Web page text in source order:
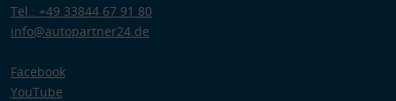
Tel.: +49 33844 67 91 80
info@autopartner24.de
Facebook
YouTube